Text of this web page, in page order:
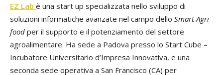
EZ Lab è una start up specializzata nello sviluppo di
soluzioni informatiche avanzate nel campo dello ​S​mart A​gri-
food per il supporto e il potenziamento del settore
agroalimentare. Ha sede a Padova presso lo Start Cube –
Incubatore Universitario d’Impresa Innovativa, e una
seconda sede operativa a San Francisco (CA) per